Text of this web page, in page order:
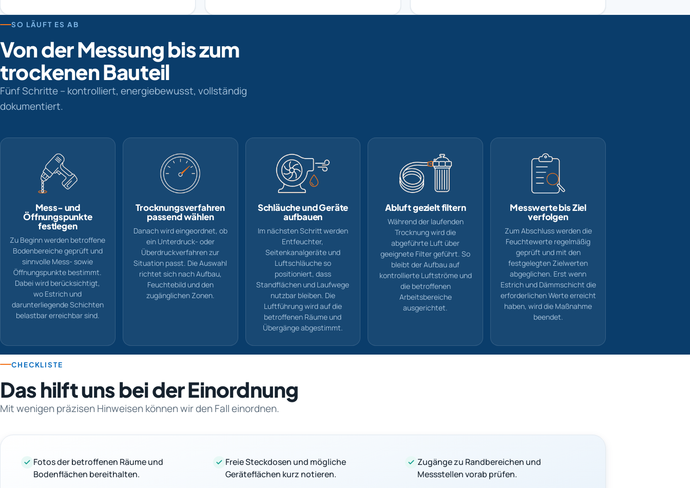
SO LÄUFT ES AB
Von der Messung bis zum
trockenen Bauteil
Fünf Schritte – kontrolliert, energiebewusst, vollständig
dokumentiert.
Mess- und
Öffnungspunkte
festlegen
Zu Beginn werden betroffene
Bodenbereiche geprüft und
sinnvolle Mess- sowie
Öffnungspunkte bestimmt.
Dabei wird berücksichtigt,
wo Estrich und
darunterliegende Schichten
belastbar erreichbar sind.
Trocknungsverfahren
passend wählen
Danach wird eingeordnet, ob
ein Unterdruck- oder
Überdruckverfahren zur
Situation passt. Die Auswahl
richtet sich nach Aufbau,
Feuchtebild und den
zugänglichen Zonen.
Schläuche und Geräte
aufbauen
Im nächsten Schritt werden
Entfeuchter,
Seitenkanalgeräte und
Luftschläuche so
positioniert, dass
Standflächen und Laufwege
nutzbar bleiben. Die
Luftführung wird auf die
betroffenen Räume und
Übergänge abgestimmt.
Abluft gezielt filtern
Während der laufenden
Trocknung wird die
abgeführte Luft über
geeignete Filter geführt. So
bleibt der Aufbau auf
kontrollierte Luftströme und
die betroffenen
Arbeitsbereiche
ausgerichtet.
Messwerte bis Ziel
verfolgen
Zum Abschluss werden die
Feuchtewerte regelmäßig
geprüft und mit den
festgelegten Zielwerten
abgeglichen. Erst wenn
Estrich und Dämmschicht die
erforderlichen Werte erreicht
haben, wird die Maßnahme
beendet.
CHECKLISTE
Das hilft uns bei der Einordnung
Mit wenigen präzisen Hinweisen können wir den Fall einordnen.
Fotos der betroffenen Räume und
Bodenflächen bereithalten.
Freie Steckdosen und mögliche
Geräteflächen kurz notieren.
Zugänge zu Randbereichen und
Messstellen vorab prüfen.